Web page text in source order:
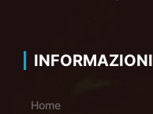
INFORMAZIONI
Home